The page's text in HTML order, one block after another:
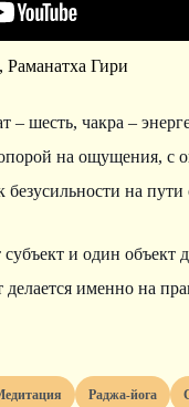
Раманатха Гири
– шесть, чакра –
на ощущения, с
на
и один объект
именно на
медитация раджа-йога